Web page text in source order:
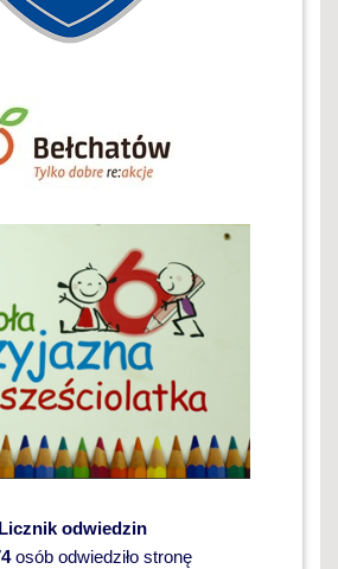
Licznik odwiedzin
osób odwiedziło stronę